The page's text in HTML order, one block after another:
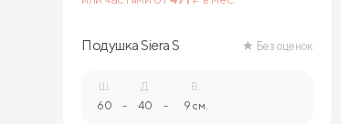
Подушка Siera S Без оценок
Ш.
60 -
Д.
40 -
В.
9 см.